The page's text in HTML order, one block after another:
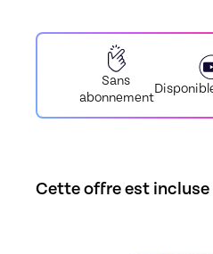
Sans
abonnement
Cette offre est